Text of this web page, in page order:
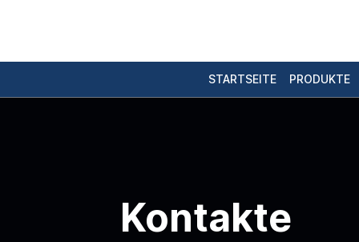
STARTSEITE PRODUKTE
Kontakte